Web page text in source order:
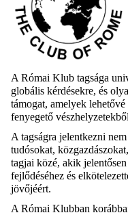
A Római Klub tagsága
globális kérdésekre, és
támogat, amelyek
fenyegető
A tagságra jelentkezni
tudósokat,
tagjai közé, akik
fejlődéséhez és
jövőjéért.
A Római Klubban